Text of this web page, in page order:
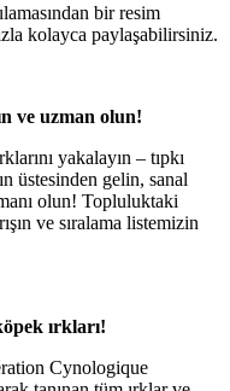
bir resim
kolayca paylaşabilirsiniz.
ve uzman olun!
yakalayın – tıpkı
üstesinden gelin, sanal
olun! Topluluktaki
ve sıralama listemizin
ırkları!
Cynologique